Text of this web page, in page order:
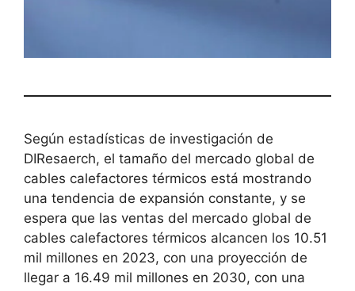
Según estadísticas de investigación de
DIResaerch, el tamaño del mercado global de
cables calefactores térmicos está mostrando
una tendencia de expansión constante, y se
espera que las ventas del mercado global de
cables calefactores térmicos alcancen los 10.51
mil millones en 2023, con una proyección de
llegar a 16.49 mil millones en 2030, con una